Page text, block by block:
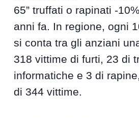
65” truffati o rapinati -
anni fa. In regione, ogni
si conta tra gli anziani
318 vittime di furti, 23 di
informatiche e 3 di
di 344 vittime.